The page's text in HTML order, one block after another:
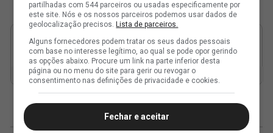
partilhadas com 544 parceiros ou usadas especificamente por
este site. Nós e os nossos parceiros podemos usar dados de
geolocalização precisos. Lista de parceiros.
Alguns fornecedores podem tratar os seus dados pessoais
com base no interesse legítimo, ao qual se pode opor gerindo
as opções abaixo. Procure um link na parte inferior desta
página ou no menu do site para gerir ou revogar o
consentimento nas definições de privacidade e cookies.
Fechar e aceitar